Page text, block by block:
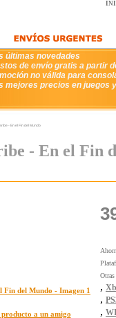
últimas novedades
de envío gratis a partir
no válida para
mejores precios en juegos
- En el Fin del Mundo
- En el Fin
Otras
,
,
,